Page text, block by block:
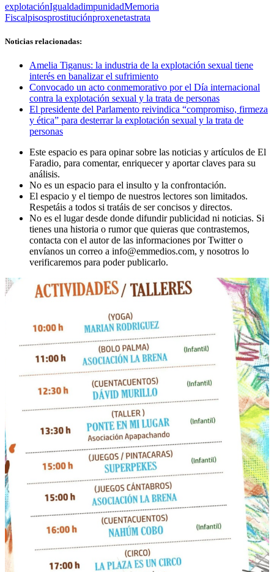
explotaciónIgualdadimpunidadMemoria
Fiscalpisosprostituciónproxenetastrata
Noticias relacionadas:
Amelia Tiganus: la industria de la explotación sexual tiene
interés en banalizar el sufrimiento
Convocado un acto conmemorativo por el Día internacional
contra la explotación sexual y la trata de personas
El presidente del Parlamento reivindica “compromiso, firmeza
y ética” para desterrar la explotación sexual y la trata de
personas
Este espacio es para opinar sobre las noticias y artículos de El
Faradio, para comentar, enriquecer y aportar claves para su
análisis.
No es un espacio para el insulto y la confrontación.
El espacio y el tiempo de nuestros lectores son limitados.
Respetáis a todos si tratáis de ser concisos y directos.
No es el lugar desde donde difundir publicidad ni noticias. Si
tienes una historia o rumor que quieras que contrastemos,
contacta con el autor de las informaciones por Twitter o
envíanos un correo a info@emmedios.com, y nosotros lo
verificaremos para poder publicarlo.